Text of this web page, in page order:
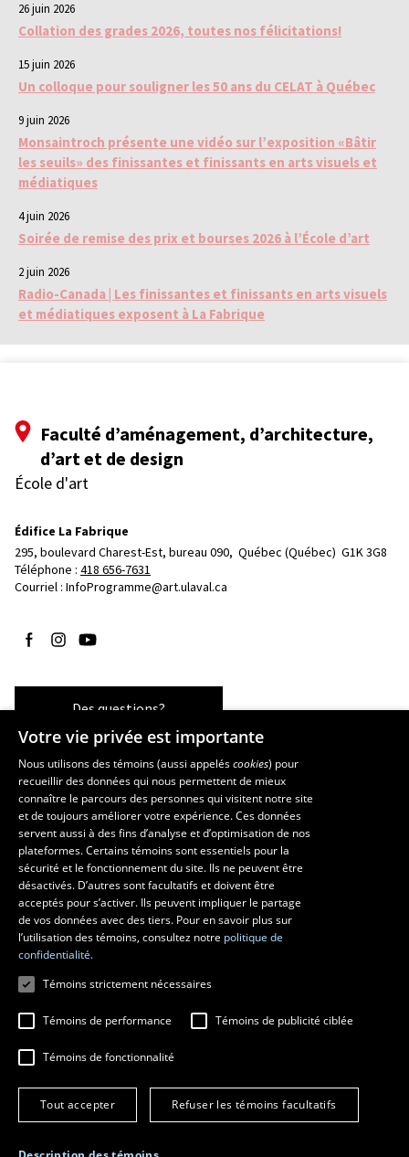
26 juin 2026
Collation des grades 2026, toutes nos félicitations!
15 juin 2026
Un colloque pour souligner les 50 ans du CELAT à Québec
9 juin 2026
Monsaintroch présente une vidéo sur l’exposition «Bâtir
les seuils» des finissantes et finissants en arts visuels et
médiatiques
4 juin 2026
Soirée de remise des prix et bourses 2026 à l’École d’art
2 juin 2026
Radio-Canada | Les finissantes et finissants en arts visuels
et médiatiques exposent à La Fabrique
Faculté d’aménagement, d’architecture,
d’art et de design
École d'art
Édifice La Fabrique
295, boulevard Charest-Est, bureau 090, Québec (Québec)  G1K 3G8
Téléphone : 418 656-7631
Courriel : InfoProgramme@art.ulaval.ca
Suivez-nous sur Facebook
Suivez-nous sur Instagram
Suivez-nous sur YouTube
Des questions?
Les écoles et la recherche
École supérieure d’aménagement du territoire et de développement
régional
École d’architecture
École de design
Centre de recherche en aménagement et développement
© 2026 Université Laval
Tous droits réservés
Conditions générales d'utilisation
Fraude en ligne
Votre vie privée est importante
Nous utilisons des témoins (aussi appeléscookies) pour
recueillir des données qui nous permettent de mieux
connaître le parcours des personnes qui visitent notre site
et de toujours améliorer votre expérience. Ces données
servent aussi à des fins d’analyse et d’optimisation de nos
plateformes. Certains témoins sont essentiels pour la
sécurité et le fonctionnement du site. Ils ne peuvent être
désactivés. D’autres sont facultatifs et doivent être
acceptés pour s’activer. Ils peuvent impliquer le partage
de vos données avec des tiers. Pour en savoir plus sur
l’utilisation des témoins, consultez notre politique de
confidentialité.
Témoins strictement nécessaires
Témoins de performance Témoins de publicité ciblée
Témoins de fonctionnalité
Tout accepter Refuser les témoins facultatifs